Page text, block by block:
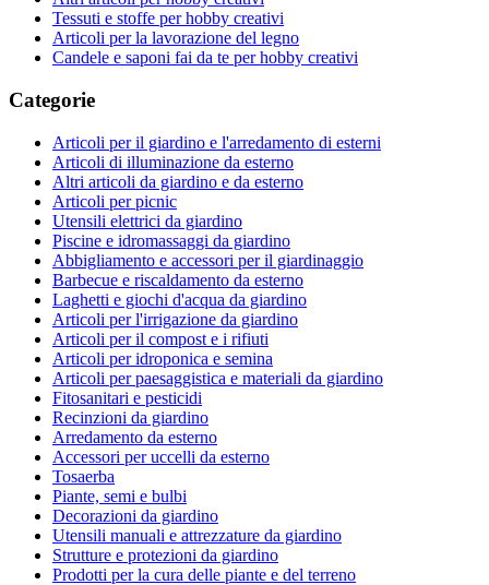
Tessuti e stoffe per hobby creativi
Articoli per la lavorazione del legno
Candele e saponi fai da te per hobby creativi
Categorie
Articoli per il giardino e l'arredamento di esterni
Articoli di illuminazione da esterno
Altri articoli da giardino e da esterno
Articoli per picnic
Utensili elettrici da giardino
Piscine e idromassaggi da giardino
Abbigliamento e accessori per il giardinaggio
Barbecue e riscaldamento da esterno
Laghetti e giochi d'acqua da giardino
Articoli per l'irrigazione da giardino
Articoli per il compost e i rifiuti
Articoli per idroponica e semina
Articoli per paesaggistica e materiali da giardino
Fitosanitari e pesticidi
Recinzioni da giardino
Arredamento da esterno
Accessori per uccelli da esterno
Tosaerba
Piante, semi e bulbi
Decorazioni da giardino
Utensili manuali e attrezzature da giardino
Strutture e protezioni da giardino
Prodotti per la cura delle piante e del terreno